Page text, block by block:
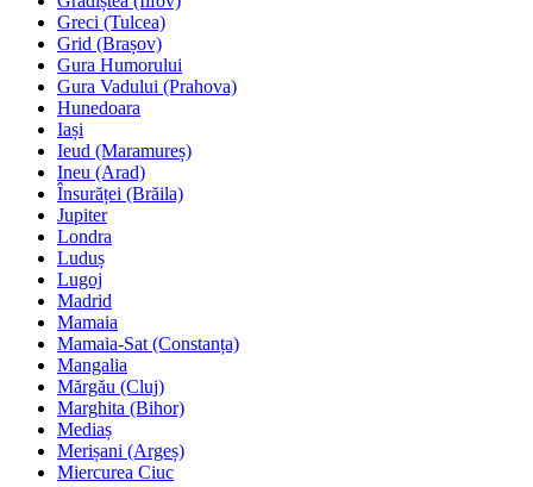
Greci (Tulcea)
Grid (Brașov)
Gura Humorului
Gura Vadului (Prahova)
Hunedoara
Iași
Ieud (Maramureș)
Ineu (Arad)
Însurăței (Brăila)
Jupiter
Londra
Luduș
Lugoj
Madrid
Mamaia
Mamaia-Sat (Constanța)
Mangalia
Mărgău (Cluj)
Marghita (Bihor)
Mediaș
Merișani (Argeș)
Miercurea Ciuc